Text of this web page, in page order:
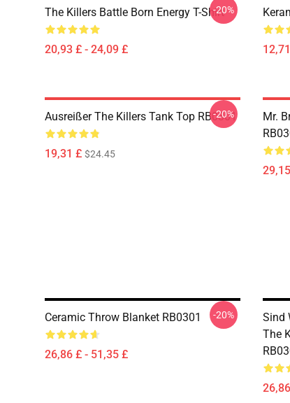
The Killers Battle Born Energy T-Shirt
20,93 £ - 24,09 £
-20%
Ausreißer The Killers Tank Top RB0301
19,31 £ $24.45
-20%
Mr.
Ceramic Throw Blanket RB0301
26,86 £ - 51,35 £
-20%
Sind
The